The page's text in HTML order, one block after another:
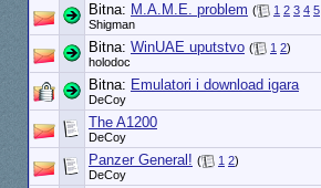
Bitna: M.A.M.E. problem ( 1 2 3 4 5
Shigman
Bitna: WinUAE uputstvo ( 1 2)
holodoc
Bitna: Emulatori i download igara
DeCoy
The A1200
DeCoy
Panzer General! ( 1 2)
DeCoy